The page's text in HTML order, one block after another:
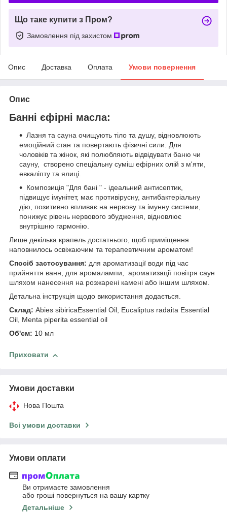
Що таке купити з Пром?
Замовлення під захистом
Опис Доставка Оплата Умови повернення
Опис
Банні єфірні масла:
Лазня та сауна очищують тіло та душу, відновлюють
емоційний стан та повертають фізичні сили. Для
чоловіків та жінок, які полюбляють відвідувати баню чи
сауну, створено спеціальну суміш ефірних олій з м'яти,
евкаліпту та ялиці.
Композиція "Для бані " - ідеальний антисептик,
підвищує імунітет, має противірусну, антибактеріальну
дію, позитивно впливає на нервову та імунну системи,
понижує рівень нервового збудження, відновлює
внутрішню гармонію.
Лише декілька крапель достатнього, щоб приміщення
наповнилось освіжаючим та терапевтичним ароматом!
Спосіб застосування: для ароматизації води під час
прийняття ванн, для аромалампи, ароматизації повітря саун
шляхом нанесення на розжарені камені або іншим шляхом.
Детальна інструкція щодо використання додається.
Склад: Abies sibiricaEssential Oil, Eucaliptus radaita Essential
Oil, Menta piperita essential oil
Об'єм: 10 мл
Приховати
Умови доставки
Нова Пошта
Всі умови доставки
Умови оплати
Ви отримаєте замовлення
або гроші повернуться на вашу картку
Детальніше